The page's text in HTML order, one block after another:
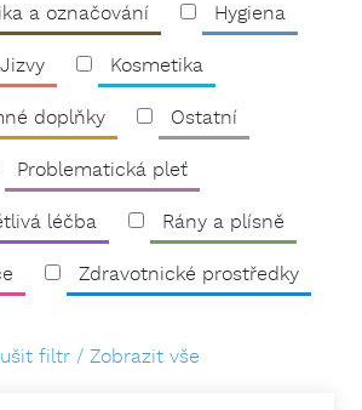
a označování Hygiena
Jizvy Kosmetika
doplňky Ostatní
Problematická pleť
léčba Rány a plísně
Zdravotnické prostředky
filtr / Zobrazit vše